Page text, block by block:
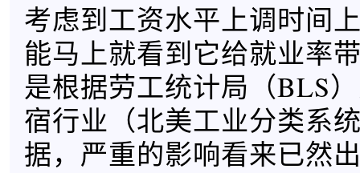
考虑到工资水平上调时间
能马上就看到它给就业率
是根据劳工统计局（BLS
宿行业（北美工业分类系
据，严重的影响看来已然